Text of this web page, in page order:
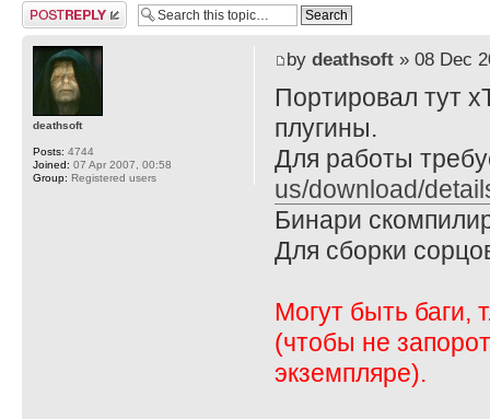
Post a reply
by deathsoft» 08 Dec
Портировал тут
плугины.
Для работы
us/download/
Бинари
Для сборки
Могут быть баги,
(чтобы не
экземпляре).
deathsoft
Posts: 4744
Joined: 07 Apr 2007, 00:58
Group: Registered users